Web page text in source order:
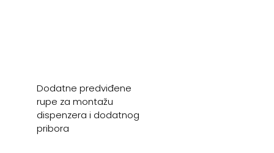
Dodatne predviđene
rupe za montažu
dispenzera i dodatnog
pribora